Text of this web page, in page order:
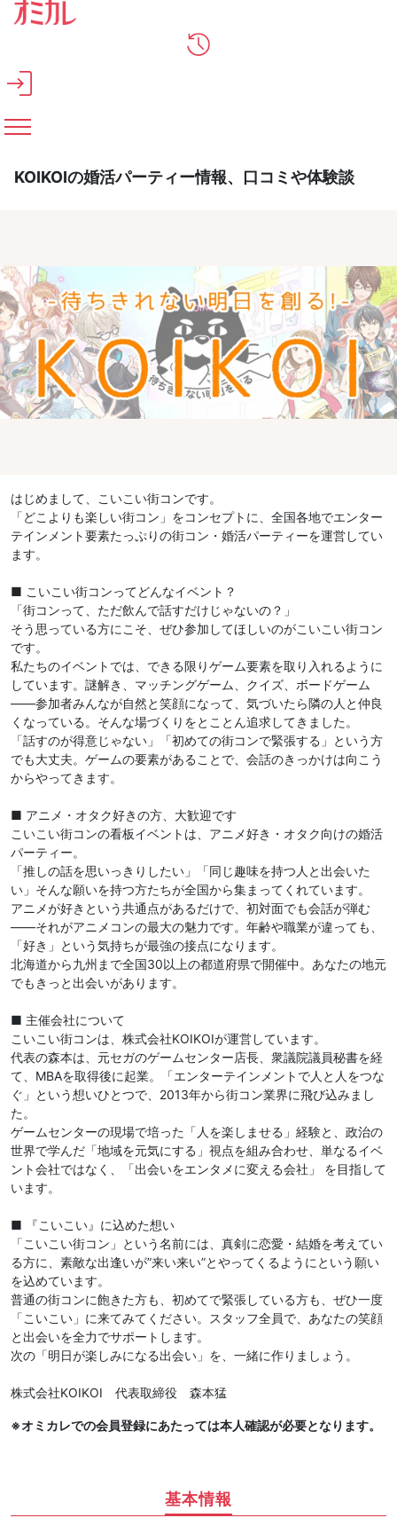
メインコンテンツへスキップ
KOIKOIの婚活パーティー情報、口コミや体験談
はじめまして、こいこい街コンです。
「どこよりも楽しい街コン」をコンセプトに、全国各地でエンター
テインメント要素たっぷりの街コン・婚活パーティーを運営してい
ます。
■ こいこい街コンってどんなイベント？
「街コンって、ただ飲んで話すだけじゃないの？」
そう思っている方にこそ、ぜひ参加してほしいのがこいこい街コン
です。
私たちのイベントでは、できる限りゲーム要素を取り入れるように
しています。謎解き、マッチングゲーム、クイズ、ボードゲーム
——参加者みんなが自然と笑顔になって、気づいたら隣の人と仲良
くなっている。そんな場づくりをとことん追求してきました。
「話すのが得意じゃない」「初めての街コンで緊張する」という方
でも大丈夫。ゲームの要素があることで、会話のきっかけは向こう
からやってきます。
■ アニメ・オタク好きの方、大歓迎です
こいこい街コンの看板イベントは、アニメ好き・オタク向けの婚活
パーティー。
「推しの話を思いっきりしたい」「同じ趣味を持つ人と出会いた
い」そんな願いを持つ方たちが全国から集まってくれています。
アニメが好きという共通点があるだけで、初対面でも会話が弾む
——それがアニメコンの最大の魅力です。年齢や職業が違っても、
「好き」という気持ちが最強の接点になります。
北海道から九州まで全国30以上の都道府県で開催中。あなたの地元
でもきっと出会いがあります。
■ 主催会社について
こいこい街コンは、株式会社KOIKOIが運営しています。
代表の森本は、元セガのゲームセンター店長、衆議院議員秘書を経
て、MBAを取得後に起業。「エンターテインメントで人と人をつな
ぐ」という想いひとつで、2013年から街コン業界に飛び込みまし
た。
ゲームセンターの現場で培った「人を楽しませる」経験と、政治の
世界で学んだ「地域を元気にする」視点を組み合わせ、単なるイベ
ント会社ではなく、「出会いをエンタメに変える会社」 を目指して
います。
■ 『こいこい』に込めた想い
「こいこい街コン」という名前には、真剣に恋愛・結婚を考えてい
る方に、素敵な出逢いが”来い来い”とやってくるようにという願い
を込めています。
普通の街コンに飽きた方も、初めてで緊張している方も、ぜひ一度
「こいこい」に来てみてください。スタッフ全員で、あなたの笑顔
と出会いを全力でサポートします。
次の「明日が楽しみになる出会い」を、一緒に作りましょう。
株式会社KOIKOI 代表取締役 森本猛
※オミカレでの会員登録にあたっては本人確認が必要となります。
基本情報